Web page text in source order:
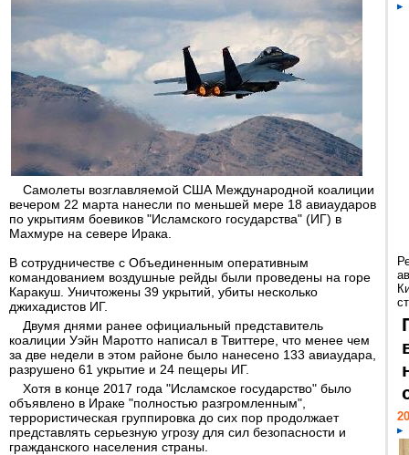
Самолеты возглавляемой США Международной коалиции
вечером 22 марта нанесли по меньшей мере 18 авиаударов
по укрытиям боевиков "Исламского государства" (ИГ) в
Махмуре на севере Ирака.
В сотрудничестве с Объединенным оперативным
командованием воздушные рейды были проведены на горе
Каракуш. Уничтожены 39 укрытий, убиты несколько
джихадистов ИГ.
Двумя днями ранее официальный представитель
коалиции Уэйн Маротто написал в Твиттере, что менее чем
за две недели в этом районе было нанесено 133 авиаудара,
разрушено 61 укрытие и 24 пещеры ИГ.
Хотя в конце 2017 года "Исламское государство" было
объявлено в Ираке "полностью разгромленным",
террористическая группировка до сих пор продолжает
представлять серьезную угрозу для сил безопасности и
гражданского населения страны.